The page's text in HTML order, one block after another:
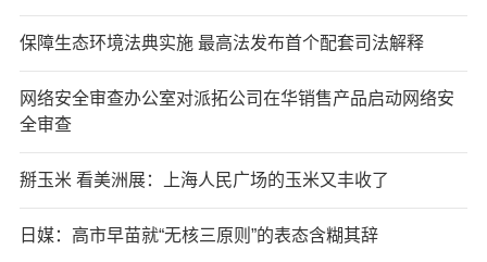
保障生态环境法典实施 最高法发布首个配套司法解释
网络安全审查办公室对派拓公司在华销售产品启动网络安
全审查
掰玉米 看美洲展：上海人民广场的玉米又丰收了
日媒：高市早苗就“无核三原则”的表态含糊其辞